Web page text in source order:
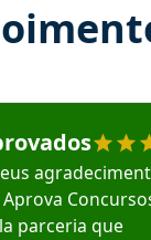
José
parceria que